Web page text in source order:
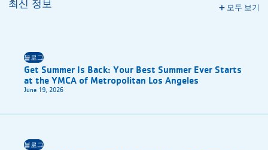
최신 정보 모두 보기
블로그
Get Summer Is Back: Your Best Summer Ever Starts
at the YMCA of Metropolitan Los Angeles
June 19, 2026
블로그